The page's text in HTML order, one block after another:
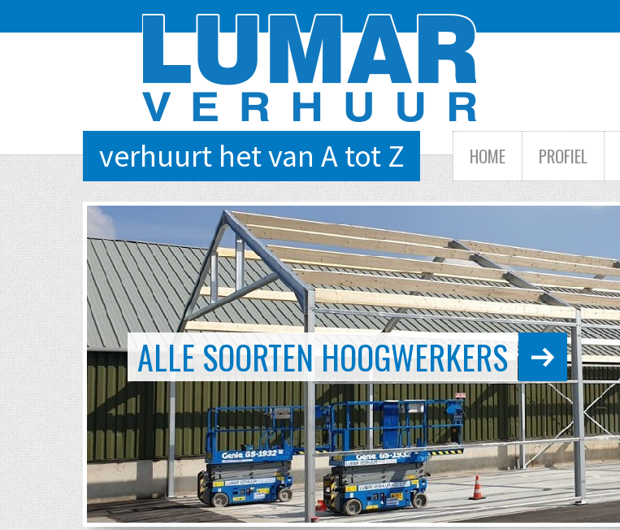
verhuurt het van A tot Z HOME PROFIEL
EVENTS VAN KLEIN TOT GROOT